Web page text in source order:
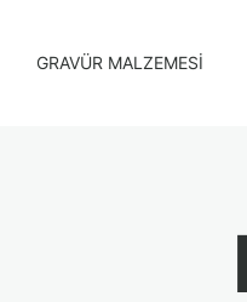
GRAVÜR MALZEMESI